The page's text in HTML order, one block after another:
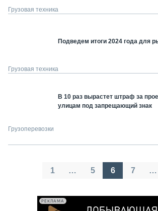
Грузовая техника
Подведем итоги 2024 года для
Грузовая техника
В 10 раз вырастет штраф за
улицам под запрещающий знак
Грузоперевозки
Пагинация
1 … 5 6 7 …
РЕКЛАМА